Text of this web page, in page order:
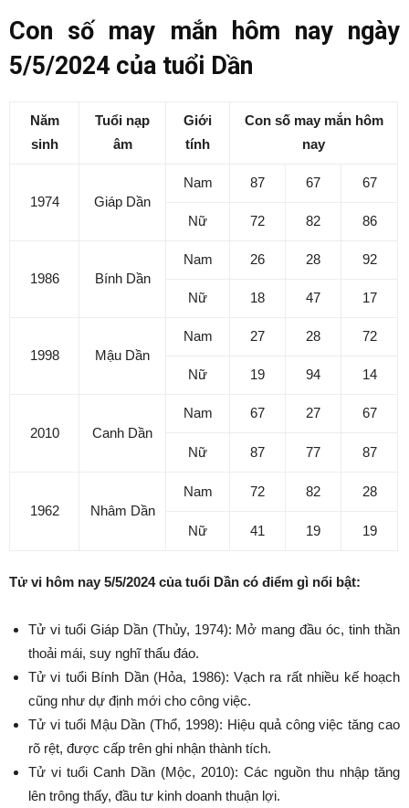
Con số may mắn hôm nay ngày
5/5/2024 của tuổi Dần
Năm
sinh
Tuổi nạp
âm
Giới
tính
Con số may mắn hôm
nay
1974 Giáp Dần
Nam 87 67 67
Nữ 72 82 86
1986 Bính Dần
Nam 26 28 92
Nữ 18 47 17
1998 Mậu Dần
Nam 27 28 72
Nữ 19 94 14
2010 Canh Dần
Nam 67 27 67
Nữ 87 77 87
1962 Nhâm Dần
Nam 72 82 28
Nữ 41 19 19
Tử vi hôm nay 5/5/2024 của tuổi Dần có điểm gì nổi bật:
Tử vi tuổi Giáp Dần (Thủy, 1974): Mở mang đầu óc, tinh thần
thoải mái, suy nghĩ thấu đáo.
Tử vi tuổi Bính Dần (Hỏa, 1986): Vạch ra rất nhiều kế hoạch
cũng như dự định mới cho công việc.
Tử vi tuổi Mậu Dần (Thổ, 1998): Hiệu quả công việc tăng cao
rõ rệt, được cấp trên ghi nhận thành tích.
Tử vi tuổi Canh Dần (Mộc, 2010): Các nguồn thu nhập tăng
lên trông thấy, đầu tư kinh doanh thuận lợi.